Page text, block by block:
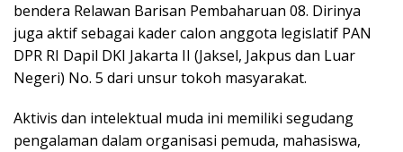
bendera Relawan Barisan Pembaharuan 08. Dirinya
juga aktif sebagai kader calon anggota legislatif PAN
DPR RI Dapil DKI Jakarta II (Jaksel, Jakpus dan Luar
Negeri) No. 5 dari unsur tokoh masyarakat.
Aktivis dan intelektual muda ini memiliki segudang
pengalaman dalam organisasi pemuda, mahasiswa,